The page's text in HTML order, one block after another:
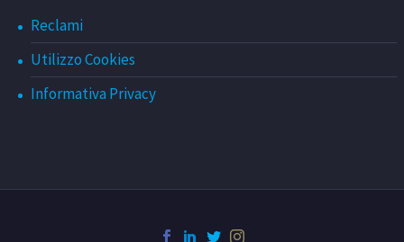
Reclami
Utilizzo Cookies
Informativa Privacy